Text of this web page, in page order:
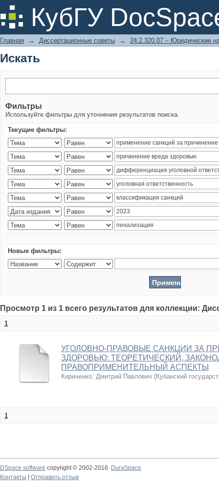
КубГУ
Искать
Главная → Диссертационные советы → 24.2.320.07 – Юридические
Искать
Фильтры
Используйте фильтры для уточнения результатов поиска.
Текущие фильтры:
Новые фильтры:
Просмотр 1 из 1 всего результатов для коллекции:
1
УГОЛОВНО-ПРАВОВЫЕ САНКЦИИ ЗА
ЗДОРОВЬЮ: ТЕОРЕТИЧЕСКИЙ,
ПРАВОПРИМЕНИТЕЛЬНЫЙ АСПЕКТЫ
Кириченко, Дмитрий Павлович (Кубанский
1
DSpace software copyright © 2002-2016
DuraSpace
Контакты
Отправить отзыв